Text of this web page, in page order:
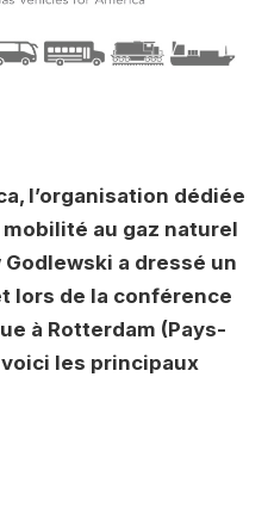
l’organisation dédiée
au gaz naturel
a dressé un
lors de la conférence
à Rotterdam (Pays-
voici les principaux